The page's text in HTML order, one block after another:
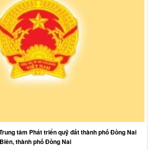
tâm Phát triển quỹ đất thành phố Đồng Nai
thành phố Đồng Nai